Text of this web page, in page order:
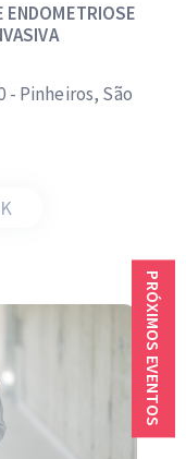
ENDOMETRIOSE
- Pinheiros, São
PRÓXIMOS EVENTOS